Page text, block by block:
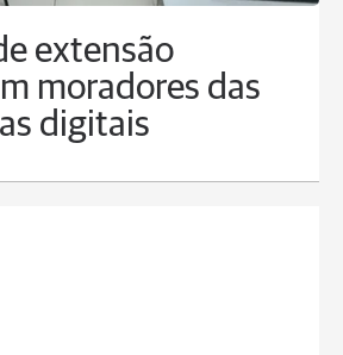
extensão
moradores das
digitais